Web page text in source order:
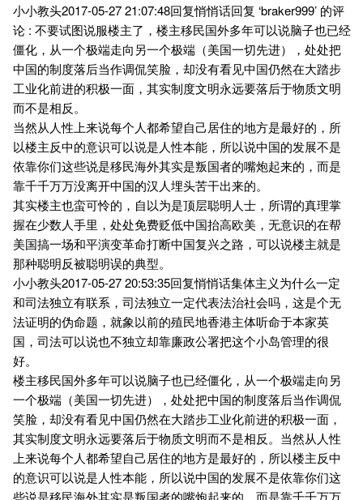
小小教头2017-05-27 21:07:48回复悄悄话回复 ‘braker999’ 的评
论 : 不要试图说服楼主了，楼主移民国外多年可以说脑子也已经
僵化，从一个极端走向另一个极端（美国一切先进），处处把
中国的制度落后当作调侃笑脸，却没有看见中国仍然在大踏步
工业化前进的积极一面，其实制度文明永远要落后于物质文明
而不是相反。
当然从人性上来说每个人都希望自己居住的地方是最好的，所
以楼主反中的意识可以说是人性本能，所以说中国的发展不是
依靠你们这些说是移民海外其实是叛国者的嘴炮起来的，而是
靠千千万万没离开中国的汉人埋头苦干出来的。
其实楼主也蛮可怜的，自以为是顶层聪明人士，所谓的真理掌
握在少数人手里，处处免费贬低中国抬高欧美，无意识的在帮
美国搞一场和平演变革命打断中国复兴之路，可以说楼主就是
那种聪明反被聪明误的典型。
小小教头2017-05-27 20:53:35回复悄悄话集体主义为什么一定
和司法独立有联系，司法独立一定代表法治社会吗，这是个无
法证明的伪命题，就象以前的殖民地香港主体听命于本家英
国，司法可以说也不独立却靠廉政公署把这个小岛管理的很
好。
楼主移民国外多年可以说脑子也已经僵化，从一个极端走向另
一个极端（美国一切先进），处处把中国的制度落后当作调侃
笑脸，却没有看见中国仍然在大踏步工业化前进的积极一面，
其实制度文明永远要落后于物质文明而不是相反。当然从人性
上来说每个人都希望自己居住的地方是最好的，所以楼主反中
的意识可以说是人性本能，所以说中国的发展不是依靠你们这
些说是移民海外其实是叛国者的嘴炮起来的，而是靠千千万万